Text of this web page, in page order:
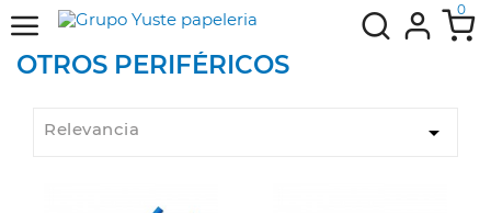
0
OTROS PERIFÉRICOS
Relevancia 